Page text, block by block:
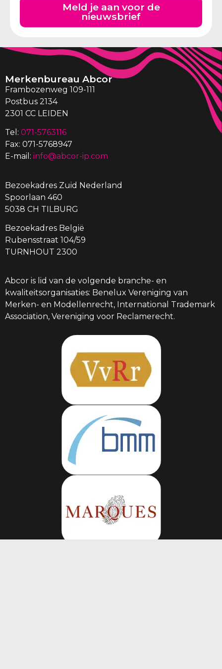
Meld je aan voor de
nieuwsbrief
Merkenbureau Abcor
Frambozenweg 109-111
Postbus 2134
2301 CC LEIDEN
Tel: 071-5763116
Fax: 071-5768947
E-mail: info@abcor-ip.com
Bezoekadres Zuid Nederland
Spoorlaan 460
5038 CH TILBURG
Bezoekadres België
Rubensstraat 104/59
TURNHOUT 2300
Abcor is lid van de volgende branche- en
kwaliteitsorganisaties: Benelux Vereniging van
Merken- en Modellenrecht, International Trademark
Association, Vereniging voor Reclamerecht.